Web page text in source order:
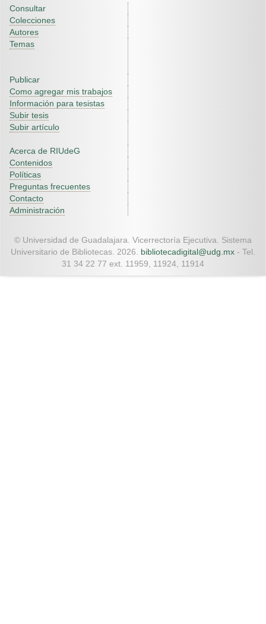
Consultar
Colecciones
Autores
Temas
Publicar
Como agregar mis trabajos
Información para tesistas
Subir tesis
Subir artículo
Acerca de RIUdeG
Contenidos
Políticas
Preguntas frecuentes
Contacto
Administración
© Universidad de Guadalajara. Vicerrectoría Ejecutiva. Sistema
Universitario de Bibliotecas. 2026. bibliotecadigital@udg.mx - Tel.
31 34 22 77 ext. 11959, 11924, 11914